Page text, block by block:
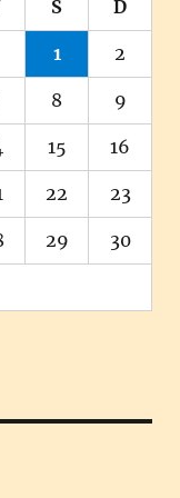
S D
1 2
8 9
15 16
22 23
29 30